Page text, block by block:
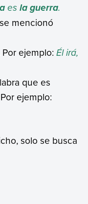
esla guerra.
mencionó
Por ejemplo:Él irá,
que es
ejemplo:
solo se busca